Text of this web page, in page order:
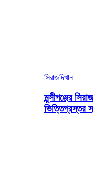
সিরাজদিখান
মুন্সীগঞ্জের
ভিত্তিপ্রস্তর